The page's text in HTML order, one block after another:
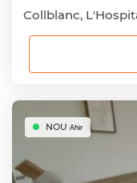
Collblanc,
NOU Ahir